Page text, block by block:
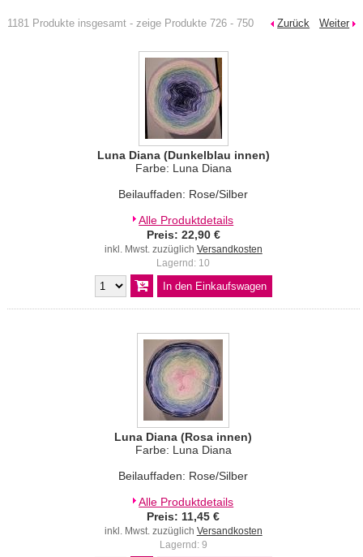
1181 Produkte insgesamt - zeige Produkte 726 - 750 Zurück Weiter
Luna Diana (Dunkelblau innen)
Farbe: Luna Diana
Beilauffaden: Rose/Silber
Alle Produktdetails
Preis: 22,90 €
inkl. Mwst. zuzüglich Versandkosten
Lagernd: 10
Luna Diana (Rosa innen)
Farbe: Luna Diana
Beilauffaden: Rose/Silber
Alle Produktdetails
Preis: 11,45 €
inkl. Mwst. zuzüglich Versandkosten
Lagernd: 9